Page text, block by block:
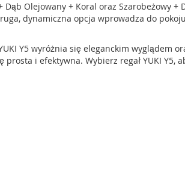
Olejowany + Koral oraz Szarobeżowy +
dynamiczna opcja wprowadza do
Y5 wyróżnia się eleganckim wyglądem
i efektywna. Wybierz regał YUKI Y5,